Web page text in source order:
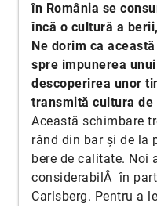
în România se
încă o cultură a
Ne dorim ca
spre impunerea
descoperirea unor
transmită cultura de
Această schimbare
rând din bar și de la
bere de calitate. Noi
considerabilÂ în
Carlsberg. Pentru a